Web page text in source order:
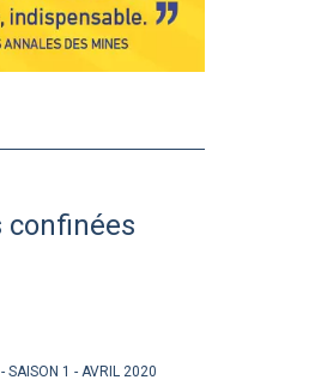
confinées
SAISON 1 AVRIL 2020